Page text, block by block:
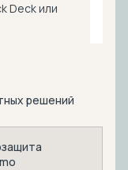
Deck или
решений